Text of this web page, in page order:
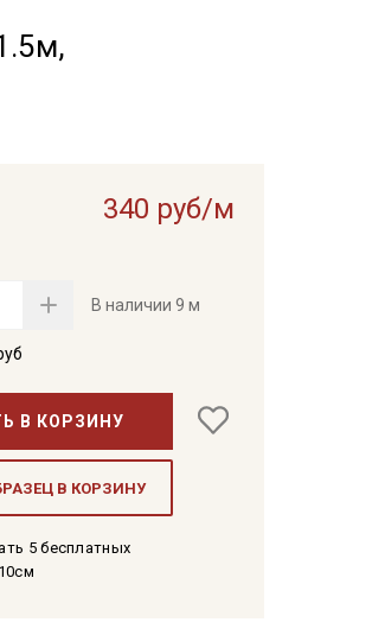
340 руб/м
В наличии 9 м
В КОРЗИНУ
В КОРЗИНУ
5 бесплатных